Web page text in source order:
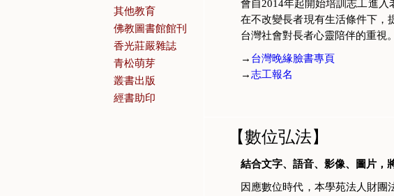
其他教育
佛教圖書館館刊
香光莊嚴雜誌
青松萌芽
叢書出版
經書助印
會自2014年起開始培訓志工進入
在不改變長者現有生活條件下，
台灣社會對長者心靈陪伴的重視。
→ 台灣晚緣臉書專頁
→志工報名
【數位弘法】
結合文字、語音、影像、圖片，
因應數位時代，本學苑法人財團